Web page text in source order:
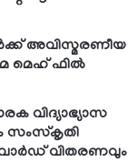
അവിസ്മരണീയ
മെഹ് ഫില്‍
വിദ്യാഭ്യാസ
സംസ്‌കൃതി
വിതരണവും